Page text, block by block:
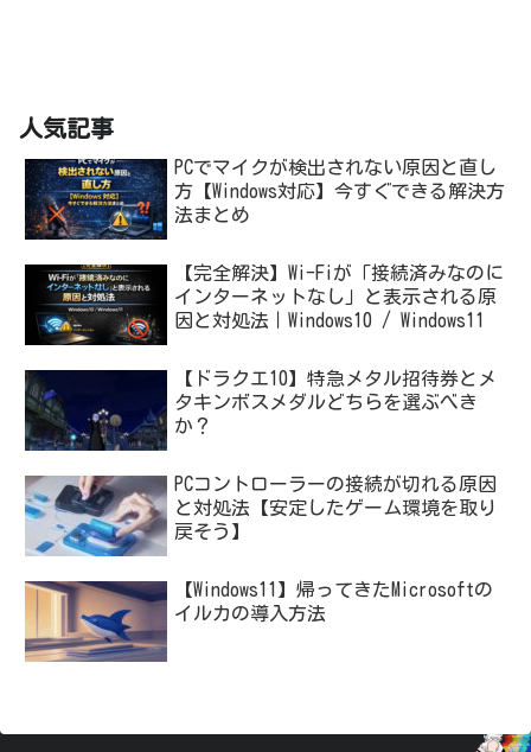
人気記事
PCでマイクが検出されない原因と直し
方【Windows対応】今すぐできる解決方
法まとめ
【完全解決】Wi-Fiが「接続済みなのに
インターネットなし」と表示される原
因と対処法｜Windows10 / Windows11
【ドラクエ10】特急メタル招待券とメ
タキンボスメダルどちらを選ぶべき
か？
PCコントローラーの接続が切れる原因
と対処法【安定したゲーム環境を取り
戻そう】
【Windows11】帰ってきたMicrosoftの
イルカの導入方法